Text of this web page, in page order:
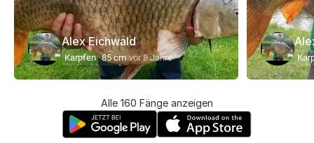
Alex Eichwald
Karpfen 85 cm vor 8 Jahre
Alle 160 Fänge anzeigen